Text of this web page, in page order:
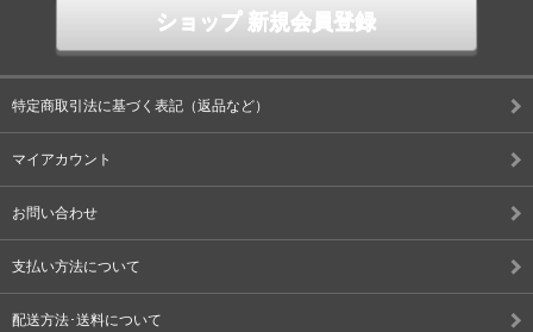
ショップ 新規会員登録
特定商取引法に基づく表記（返品など）
マイアカウント
お問い合わせ
支払い方法について
配送方法･送料について